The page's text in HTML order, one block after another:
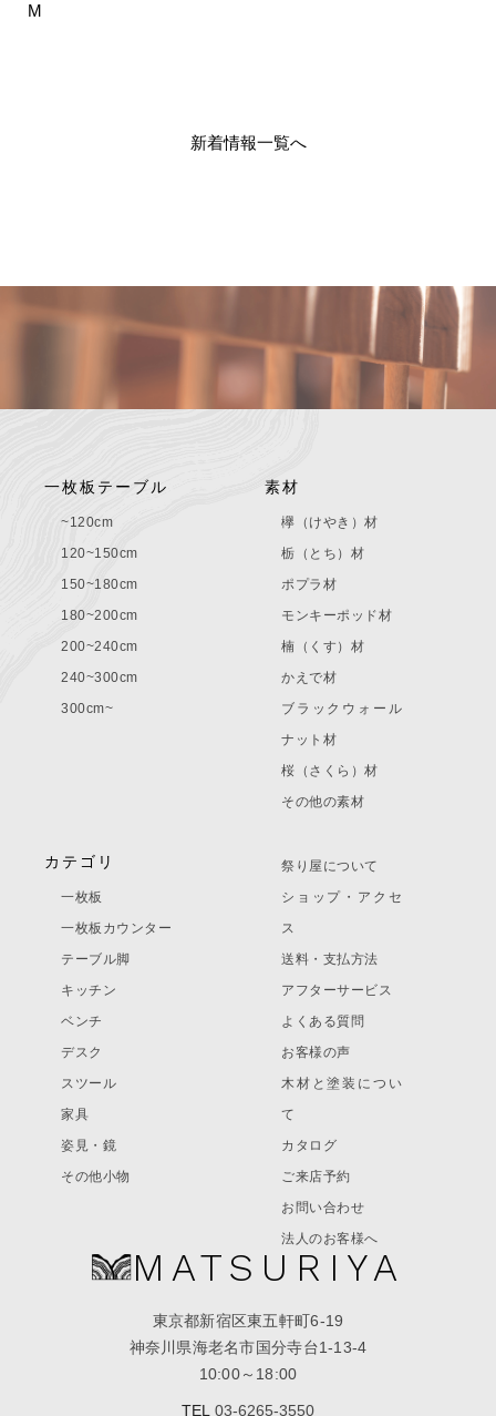
M
新着情報一覧へ
MATSURIYA
東京都新宿区東五軒町6-19
神奈川県海老名市国分寺台1-13-4
10:00～18:00
TEL 03-6265-3550
一枚板テーブル
~120cm
120~150cm
150~180cm
180~200cm
200~240cm
240~300cm
300cm~
素材
欅（けやき）材
栃（とち）材
ポプラ材
モンキーポッド材
楠（くす）材
かえで材
ブラックウォール
ナット材
桜（さくら）材
その他の素材
カテゴリ
一枚板
一枚板カウンター
テーブル脚
キッチン
ベンチ
デスク
スツール
家具
姿見・鏡
その他小物
祭り屋について
ショップ・アクセ
ス
送料・支払方法
アフターサービス
よくある質問
お客様の声
木材と塗装につい
て
カタログ
ご来店予約
お問い合わせ
法人のお客様へ